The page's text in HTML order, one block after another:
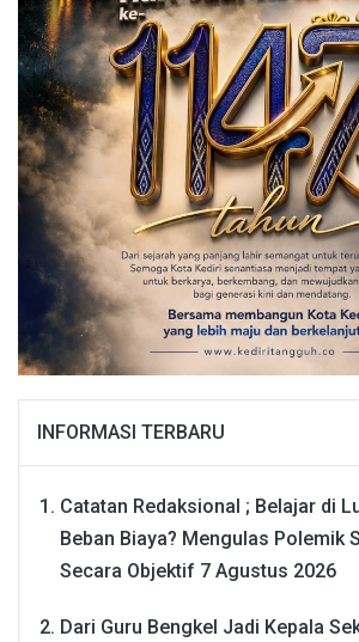
INFORMASI TERBARU
Catatan Redaksional ; Belajar di
Beban Biaya? Mengulas Polemik
Secara Objektif 7 Agustus 2026
Dari Guru Bengkel Jadi Kepala